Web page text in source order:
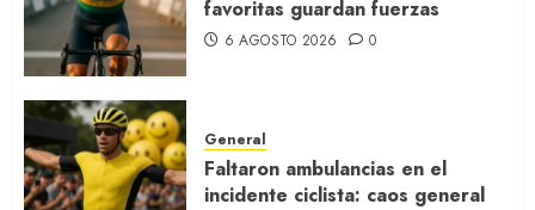
favoritas guardan fuerzas
6 AGOSTO 2026 0
General
Faltaron ambulancias en el
incidente ciclista: caos general